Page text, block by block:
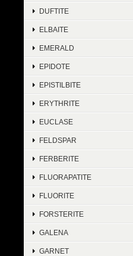
DUFTITE
ELBAITE
EMERALD
EPIDOTE
EPISTILBITE
ERYTHRITE
EUCLASE
FELDSPAR
FERBERITE
FLUORAPATITE
FLUORITE
FORSTERITE
GALENA
GARNET